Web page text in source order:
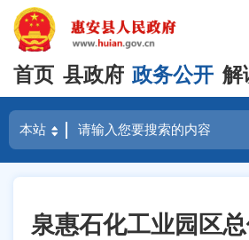
首页 县政府 政务公开 解
泉惠石化工业园区